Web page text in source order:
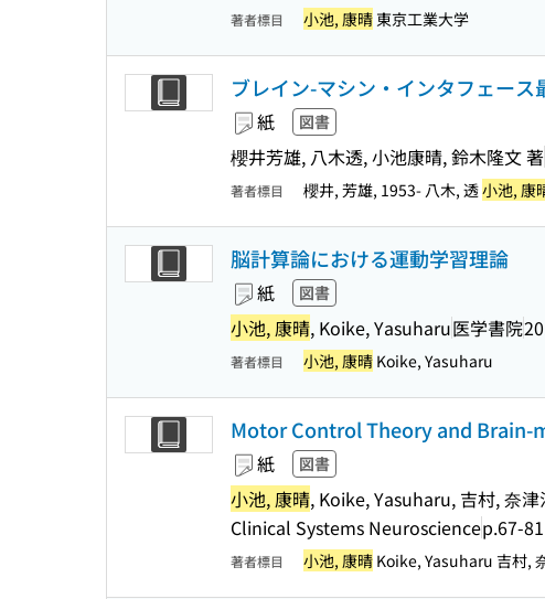
著者標目 小池, 康晴 東京工業大学
ブレイン-マシン・インタフェー
紙 図書
櫻井芳雄, 八木透, 小池康晴, 鈴木隆文 著
著者標目 櫻井, 芳雄, 1953- 八木, 透小池, 康
脳計算論における運動学習理論
紙 図書
小池, 康晴, Koike, Yasuharu医学書院
著者標目 小池, 康晴 Koike, Yasuharu
Motor Control Theory and Brain-
紙 図書
小池, 康晴, Koike, Yasuharu, 吉村, 奈
Clinical Systems Neurosciencep.67-81
著者標目 小池, 康晴 Koike, Yasuharu 吉村,